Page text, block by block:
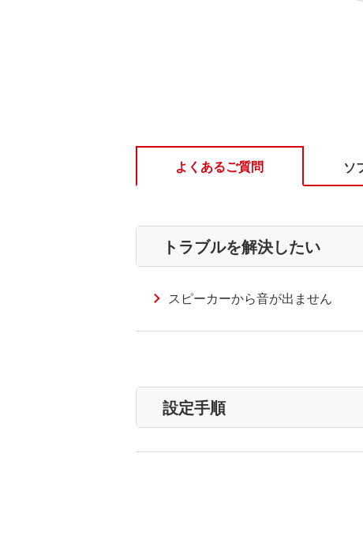
よくあるご質問 ソ
トラブルを解決したい
スピーカーから音が出ません
設定手順